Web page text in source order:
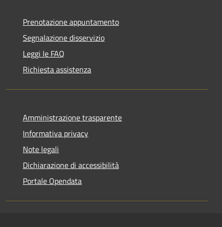
Prenotazione appuntamento
Segnalazione disservizio
Leggi le FAQ
Richiesta assistenza
Amministrazione trasparente
Informativa privacy
Note legali
Dichiarazione di accessibilità
Portale Opendata